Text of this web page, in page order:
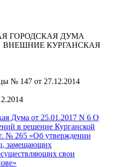
ГОРОДСКАЯ ДУМА
ВНЕШНИЕ КУРГАНСКАЯ
№ 147 от 27.12.2014
Дума от 25.01.2017 N 6 О
в решение Курганской
№ 265 «Об утверждении
замещающих
свои